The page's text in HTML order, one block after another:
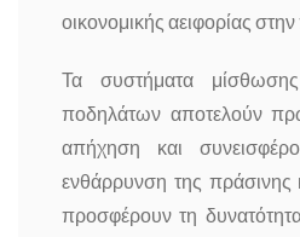
οικονομικής αειφορίας στην
Τα συστήματα
ποδηλάτων αποτελούν
απήχηση και
ενθάρρυνση της πράσινης
προσφέρουν τη